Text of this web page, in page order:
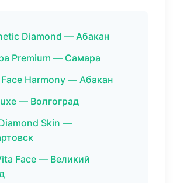
Diamond — Абакан
Premium — Самара
Harmony — Абакан
— Волгоград
Skin —
Face — Великий